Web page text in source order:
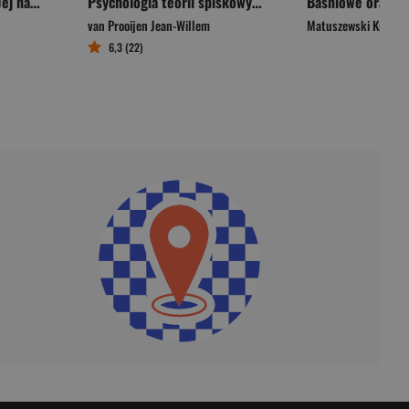
van Prooijen Jean-Willem
6,3 (22)
Matuszewski